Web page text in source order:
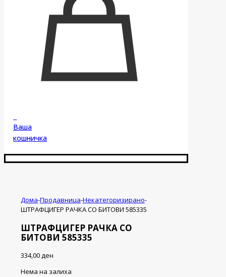
Ваша
кошничка
Дома-Продавница-Некатегоризирано-
ШТРАФЦИГЕР РАЧКА СО БИТОВИ 585335
ШТРАФЦИГЕР РАЧКА СО
БИТОВИ 585335
334,00ден
Нема на залиха